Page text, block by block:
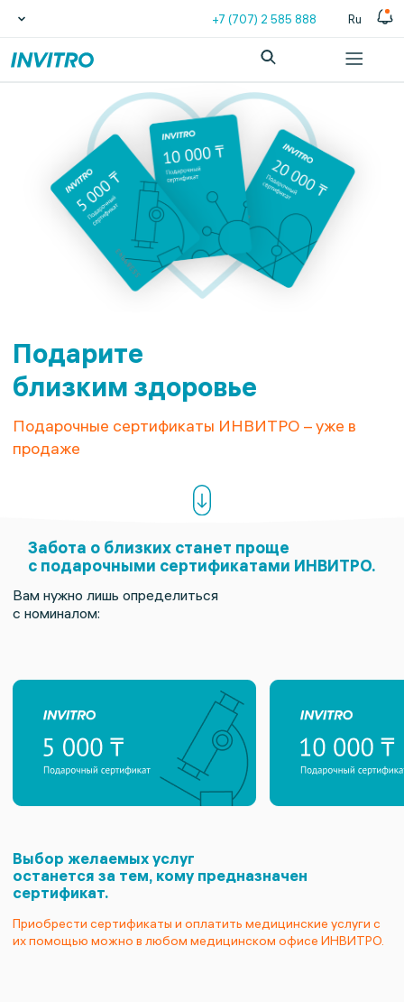
+7 (707) 2 585 888 Ru
Подарите
близким здоровье
Подарочные сертификаты ИНВИТРО – уже в
продаже
Забота о близких станет проще
с подарочными сертификатами ИНВИТРО.
Вам нужно лишь определиться
с номиналом:
Выбор желаемых услуг
останется за тем, кому предназначен
сертификат.
Приобрести сертификаты и оплатить медицинские услуги с
их помощью можно в любом медицинском офисе ИНВИТРО.